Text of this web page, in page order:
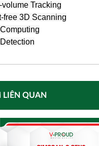
volume Tracking
free 3D Scanning
LIÊN QUAN